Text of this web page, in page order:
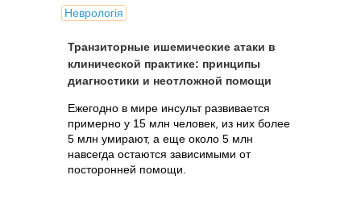
Неврологія
Транзиторные ишемические атаки в
клинической практике: принципы
диагностики и неотложной помощи
Ежегодно в мире инсульт развивается
примерно у 15 млн человек, из них более
5 млн умирают, а еще около 5 млн
навсегда остаются зависимыми от
посторонней помощи.